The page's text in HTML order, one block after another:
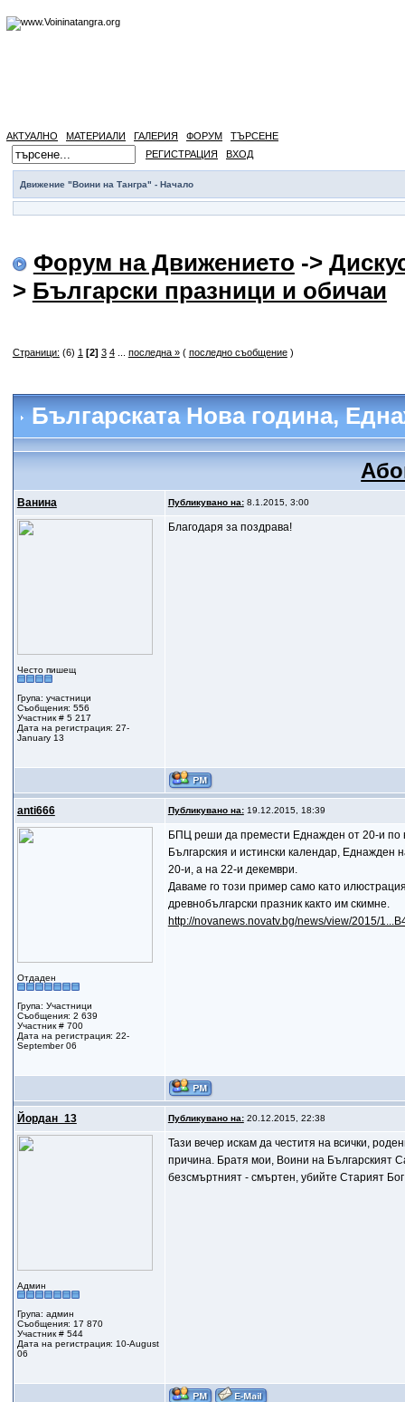
АКТУАЛНО МАТЕРИАЛИ ГАЛЕРИЯ ФОРУМ
ТЪРСЕНЕ
РЕГИСТРАЦИЯ
ВХОД
Движение "Воини на Тангра" - Начало
Форум на Движението ->
> Български празници и обичаи
Страници: (6) 1 [2] 3 4... последна »( последно съобщение)
Българската Нова година,
Ванина Публикувано на:8.1.2015, 3:00
Често пишещ
Група: участници
Съобщения: 556
Участник # 5 217
Дата на регистрация: 27-
January 13
Благодаря за поздрава!
anti666 Публикувано на:19.12.2015, 18:39
Отдаден
Група: Участници
Съобщения: 2 639
Участник # 700
Дата на регистрация: 22-
September 06
БПЦ реши да премести Еднажден от 20-и по
Българския и истински календар, Еднажден
20-и, а на 22-и декември.
Даваме го този пример само като
древнобългарски празник както им скимне.
http://novanews.novatv.bg/news/view/2015/
Йордан_13 Публикувано на:20.12.2015, 22:38
Админ
Група: админ
Съобщения: 17 870
Участник # 544
Дата на регистрация: 10-August
06
Тази вечер искам да честитя на всички,
причина. Братя мои, Воини на Българският
безсмъртният - смъртен, убийте Старият